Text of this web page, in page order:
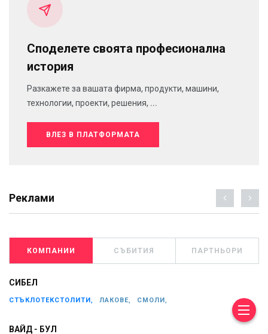
Споделете своята професионална
история
Разкажете за вашата фирма, продукти, машини,
технологии, проекти, решения, ...
ВЛЕЗ В ПЛАТФОРМАТА
Реклами
КОМПАНИИ СЪБИТИЯ ПАРТНЬОРИ
СИБЕЛ
СТЪКЛОТЕКСТОЛИТИ, ЛАКОВЕ, СМОЛИ,
ВАЙД - БУЛ